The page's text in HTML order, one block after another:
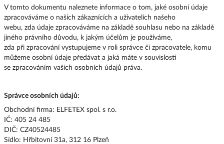
V tomto dokumentu naleznete informace o tom, jaké osobní údaje
zpracováváme o našich zákaznících a uživatelích našeho
webu, zda údaje zpracováváme na základě souhlasu nebo na základě
jiného právního důvodu, k jakým účelům je používáme,
zda při zpracování vystupujeme v roli správce či zpracovatele, komu
můžeme osobní údaje předávat a jaká máte v souvislosti
se zpracováním vašich osobních údajů práva.
Správce osobních údajů:
Obchodní firma: ELFETEX spol. s r.o.
IČ: 405 24 485
DIČ: CZ40524485
Sídlo: Hřbitovní 31a, 312 16 Plzeň